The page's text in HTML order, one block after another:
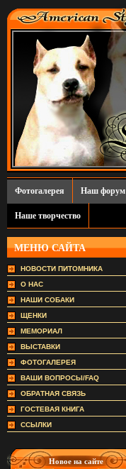
Фотогалерея Наш форум
Наше творчество
МЕНЮ САЙТА
НОВОСТИ ПИТОМНИКА
О НАС
НАШИ СОБАКИ
ЩЕНКИ
МЕМОРИАЛ
ВЫСТАВКИ
ФОТОГАЛЕРЕЯ
ВАШИ ВОПРОСЫ/FAQ
ОБРАТНАЯ СВЯЗЬ
ГОСТЕВАЯ КНИГА
ССЫЛКИ
Новое на сайте